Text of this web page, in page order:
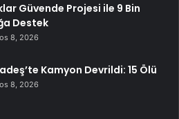
Güvende Projesi ile 9 Bin
Destek
8, 2026
Kamyon Devrildi: 15 Ölü
8, 2026